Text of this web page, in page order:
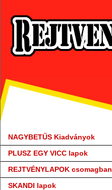
NAGYBETŰS Kiadványok
PLUSZ EGY VICC lapok
REJTVÉNYLAPOK csomagban
SKANDI lapok